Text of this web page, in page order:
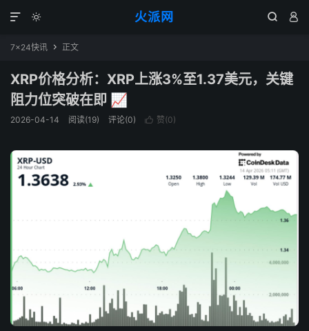
火派网
  

7×24快讯  正文
XRP价格分析：XRP上涨3%至1.37美元，关键
阻力位突破在即 📈
2026-04-14 阅读(19) 评论(0)  赞(0)